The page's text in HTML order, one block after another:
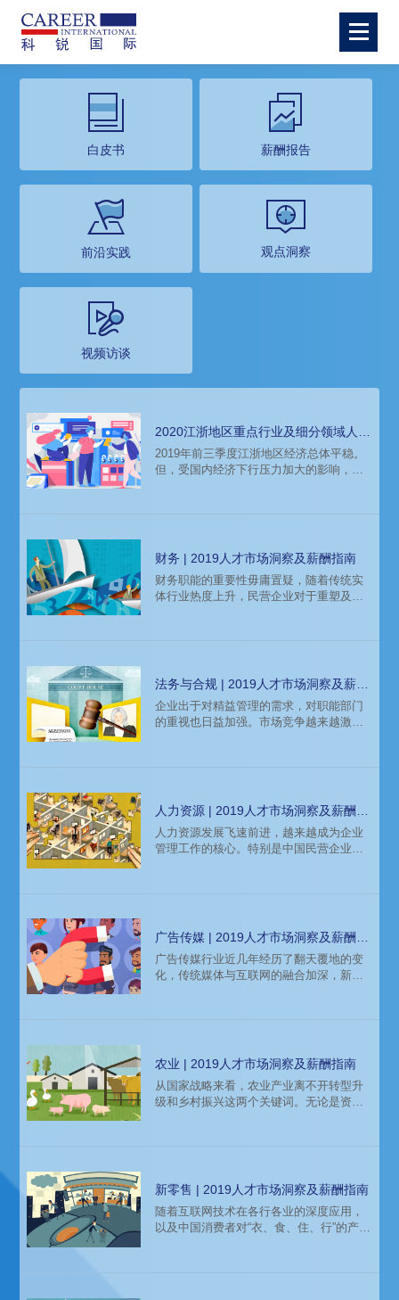
白皮书 薪酬报告
前沿实践 观点洞察
视频访谈
2020江浙地区重点行业及细分领域人才
薪酬报告
2019年前三季度江浙地区经济总体平稳。
但，受国内经济下行压力加大的影响，江
重点行业细分人才需求，以期为企业招聘
和个人求职带来参考依据。
财务 | 2019人才市场洞察及薪酬指南
财务职能的重要性毋庸置疑，随着传统实
体行业热度上升，民营企业对于重塑及建
减退，驱动了成长型企业在IPO方向上的
调整，港股和美股IPO热度呈现了爆发式
的增长，主要呈现在互联网、教育、医疗
行业，与之相对应的人才招聘需求随之增
法务与合规 | 2019人才市场洞察及薪酬
指南
企业出于对精益管理的需求，对职能部门
的重视也日益加强。市场竞争越来越激
了新的机遇和挑战。从业务支持到风险控
制最后到介入业务管理、提供管理建议，
法务人的多重价值逐渐显现。信息技术的
发展，也给法务职业带来了更多的挑战，
人力资源 | 2019人才市场洞察及薪酬指
南
人力资源发展飞速前进，越来越成为企业
管理工作的核心。特别是中国民营企业的
强。技术正在从根本上改变我们的职业生
活、我们未来的工作和角色，也影响着人
力资源职能的变化升级。处于转型变革时
期的人力资源行业，对于人力资源从业人
广告传媒 | 2019人才市场洞察及薪酬指
南
广告传媒行业近几年经历了翻天覆地的变
化，传统媒体与互联网的融合加深，新媒
倾斜，投放趋于理性，更加强调精准投
放，有效触达，内容营销价值突显。
农业 | 2019人才市场洞察及薪酬指南
从国家战略来看，农业产业离不开转型升
级和乡村振兴这两个关键词。无论是资本
去。这也势必直接影响到农业产业各具体
相关领域，将给种植养殖、农业电商、冷
链物流、物联网、农业服务等带来广阔的
产业前景。
新零售 | 2019人才市场洞察及薪酬指南
随着互联网技术在各行各业的深度应用，
以及中国消费者对“衣、食、住、行”的产品